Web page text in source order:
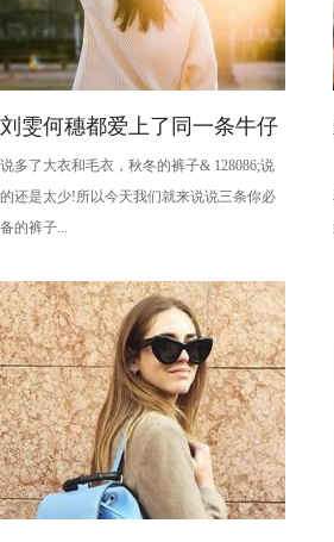
刘雯何穗都爱上了同一条牛仔
裤？
说多了大衣和毛衣，秋冬的裤子& 128086;说
的还是太少!所以今天我们就来说说三条你必
备的裤子...